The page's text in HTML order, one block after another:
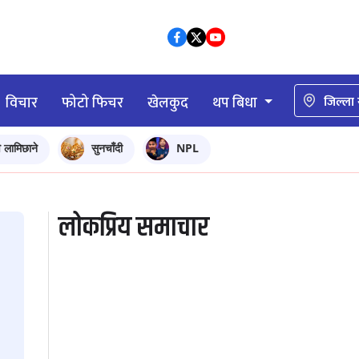
विचार फोटो फिचर खेलकुद थप बिधा जिल्ला
लामिछाने सुनचाँदी NPL
लोकप्रिय समाचार